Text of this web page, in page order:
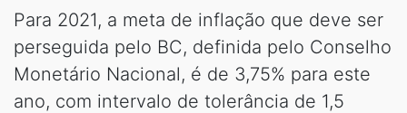
Para 2021, a meta de inflação que deve ser
perseguida pelo BC, definida pelo Conselho
Monetário Nacional, é de 3,75% para este
ano, com intervalo de tolerância de 1,5